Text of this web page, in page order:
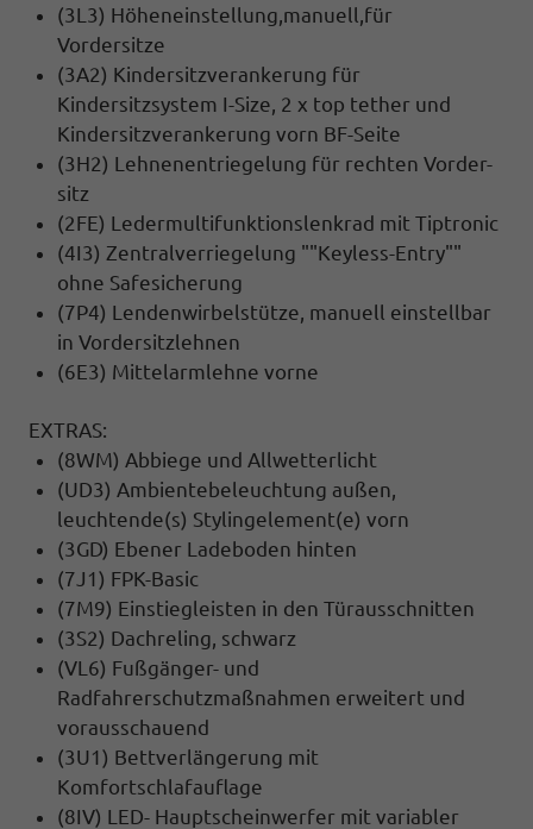
(3L3) Höheneinstellung,manuell,für
Vordersitze
(3A2) Kindersitzverankerung für
Kindersitzsystem I-Size, 2 x top tether und
Kindersitzverankerung vorn BF-Seite
(3H2) Lehnenentriegelung für rechten Vorder-
sitz
(2FE) Ledermultifunktionslenkrad mit Tiptronic
(4I3) Zentralverriegelung ""Keyless-Entry""
ohne Safesicherung
(7P4) Lendenwirbelstütze, manuell einstellbar
in Vordersitzlehnen
(6E3) Mittelarmlehne vorne
EXTRAS:
(8WM) Abbiege und Allwetterlicht
(UD3) Ambientebeleuchtung außen,
leuchtende(s) Stylingelement(e) vorn
(3GD) Ebener Ladeboden hinten
(7J1) FPK-Basic
(7M9) Einstiegleisten in den Türausschnitten
(3S2) Dachreling, schwarz
(VL6) Fußgänger- und
Radfahrerschutzmaßnahmen erweitert und
vorausschauend
(3U1) Bettverlängerung mit
Komfortschlafauflage
(8IV) LED- Hauptscheinwerfer mit variabler